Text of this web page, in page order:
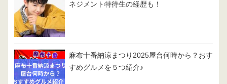
ネジメント特待生の経歴も！
麻布十番納涼まつり2025屋台何時から？おす
すめグルメを５つ紹介♪